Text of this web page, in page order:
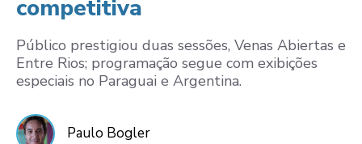
competitiva
Público prestigiou duas sessões, Venas Abiertas e
Entre Rios; programação segue com exibições
especiais no Paraguai e Argentina.
Paulo Bogler